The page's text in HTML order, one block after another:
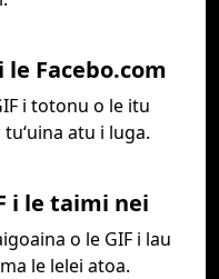
le Facebo.com
i totonu o le itu
atu i luga.
i le taimi nei
o le GIF i lau
le lelei atoa.